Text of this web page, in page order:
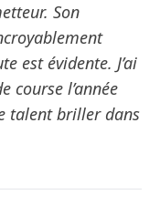
Son
est évidente. J’ai
course l’année
talent briller dans